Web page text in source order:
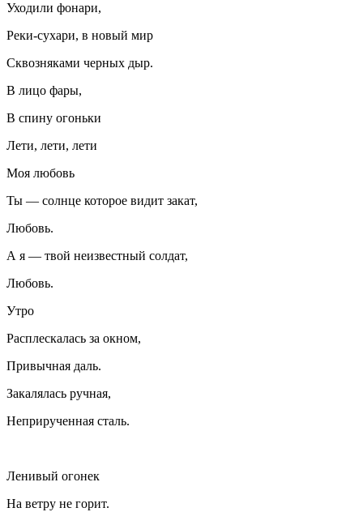
Уходили фонари,
Реки-сухари, в новый мир
Сквозняками черных дыр.
В лицо фары,
В спину огоньки
Лети, лети, лети
Моя любовь
Ты — солнце которое видит закат,
Любовь.
А я — твой неизвестный солдат,
Любовь.
Утро
Расплескалась за окном,
Привычная даль.
Закалялась ручная,
Неприрученная сталь.
Ленивый огонек
На ветру не горит.